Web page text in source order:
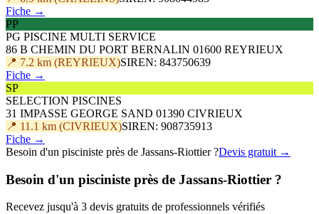
Fiche →
PP
PG PISCINE MULTI SERVICE
86 B CHEMIN DU PORT BERNALIN 01600 REYRIEUX
📍 7.2 km (REYRIEUX)SIREN: 843750639
Fiche →
SP
SELECTION PISCINES
31 IMPASSE GEORGE SAND 01390 CIVRIEUX
📍 11.1 km (CIVRIEUX)SIREN: 908735913
Fiche →
Besoin d'un pisciniste près de Jassans-Riottier ?Devis gratuit →
Besoin d'un pisciniste près de Jassans-Riottier ?
Recevez jusqu'à 3 devis gratuits de professionnels vérifiés